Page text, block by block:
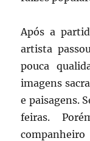
Após a
artista
pouca
imagens
e paisagens.
feiras.